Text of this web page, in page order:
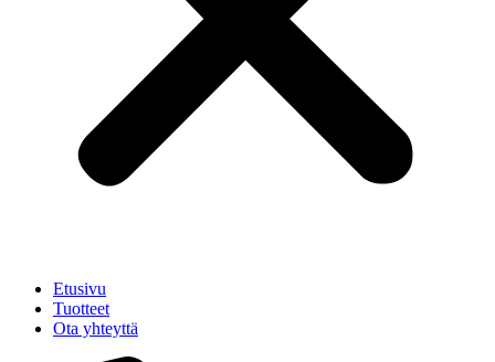
Etusivu
Tuotteet
Ota yhteyttä